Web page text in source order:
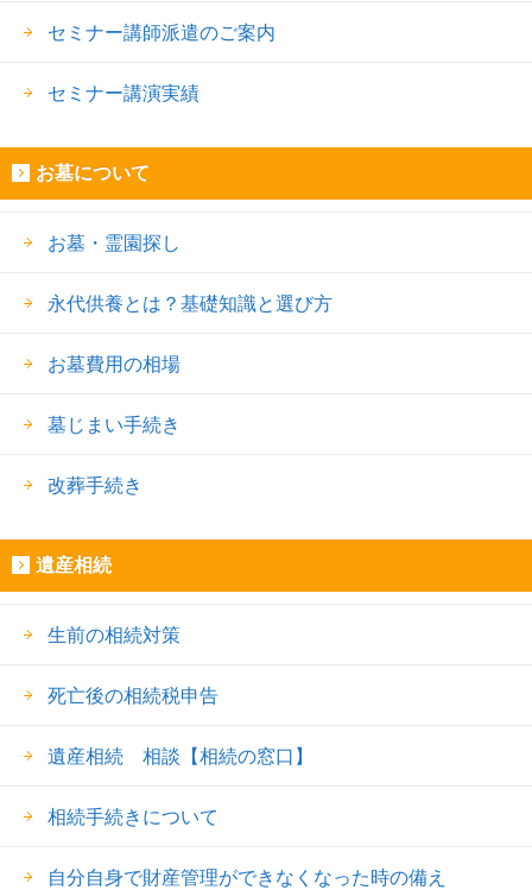
セミナー講師派遣のご案内
セミナー講演実績
お墓について
お墓・霊園探し
永代供養とは？基礎知識と選び方
お墓費用の相場
墓じまい手続き
改葬手続き
遺産相続
生前の相続対策
死亡後の相続税申告
遺産相続 相談【相続の窓口】
相続手続きについて
自分自身で財産管理ができなくなった時の備え